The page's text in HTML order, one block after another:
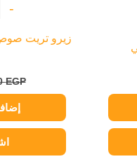
-
EGP